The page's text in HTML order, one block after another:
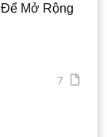
Mở Rộng
7